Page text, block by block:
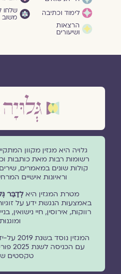
לימוד וכתיבה
הרצאות
ושיעורים
שלחו
משוב
גלויה היא מגזין מקוון
רשומות רבות מאת כותבות
קולות שונים במאמרים,
וראיונות אישיים
מטרת המגזין היאלְדַבֵּר
באמצעות הנגשת ידע על
רווקות, אירוסין, חיי נישואין,
ומוגנוּת.
המגזין
טקסטים